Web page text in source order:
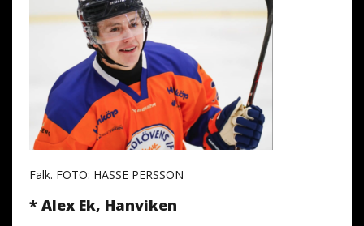
Falk. FOTO: HASSE PERSSON
* Alex Ek, Hanviken